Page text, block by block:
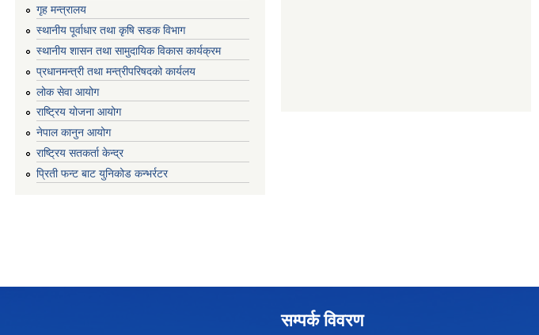
गृह मन्त्रालय
स्थानीय पूर्वाधार तथा कृषि सडक विभाग
स्थानीय शासन तथा सामुदायिक विकास कार्यक्रम
प्रधानमन्त्री तथा मन्त्रीपरिषदको कार्यलय
लोक सेवा आयोग
राष्ट्रिय योजना आयोग
नेपाल कानुन आयोग
राष्ट्रिय सतकर्ता केन्द्र
प्रिती फन्ट बाट युनिकोड कन्भर्रटर
सम्पर्क विवरण